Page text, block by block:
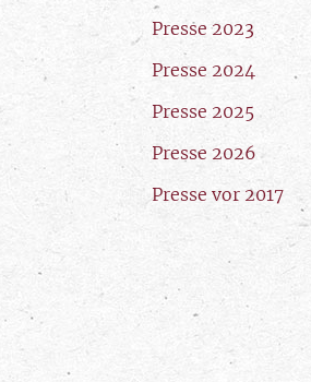
Presse 2023
Presse 2024
Presse 2025
Presse 2026
Presse vor 2017